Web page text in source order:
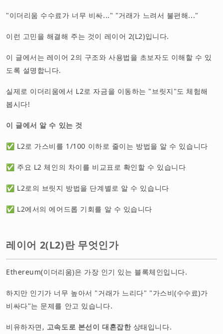
"이더리움 수수료가 너무 비싸..." "거래가 느려서 불편해..."
이런 고민을 해결해 주는 것이 레이어 2(L2)입니다.
이 글에서는 레이어 2의 구조와 사용법을 초보자도 이해할 수 있
도록 설명합니다.
실제로 이더리움에서 L2로 자금을 이동하는 "브릿지"도 체험해
봅시다!
이 글에서 알 수 있는 것
✅ L2로 가스비를 1/100 이하로 줄이는 방법을 알 수 있습니다
✅ 주요 L2 체인의 차이를 비교표로 확인할 수 있습니다
✅ L2로의 브릿지 방법을 단계별로 알 수 있습니다
✅ L2에서의 에어드롭 기회를 알 수 있습니다
레이어 2(L2)란 무엇인가
Ethereum(이더리움)은 가장 인기 있는 블록체인입니다.
하지만 인기가 너무 높아서 "거래가 느리다" "가스비(수수료)가
비싸다"는 문제를 안고 있습니다.
비유하자면, 고속도로 본선이 대혼잡한상태입니다.